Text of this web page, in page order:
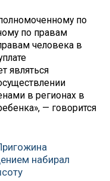
по
по правам
человека в
являться
в регионах в
— говорится
набирал